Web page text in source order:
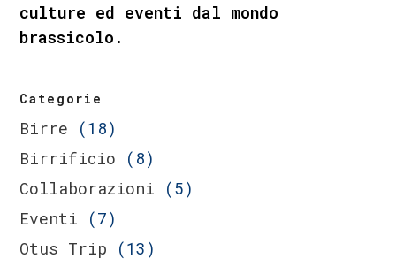
culture ed eventi dal mondo
brassicolo.
Categorie
Birre (18)
Birrificio (8)
Collaborazioni (5)
Eventi (7)
Otus Trip (13)